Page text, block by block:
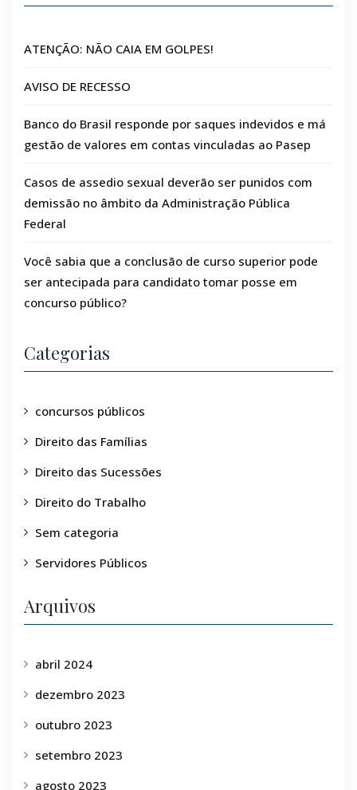
ATENÇÃO: NÃO CAIA EM GOLPES!
AVISO DE RECESSO
Banco do Brasil responde por saques indevidos e má
gestão de valores em contas vinculadas ao Pasep
Casos de assedio sexual deverão ser punidos com
demissão no âmbito da Administração Pública
Federal
Você sabia que a conclusão de curso superior pode
ser antecipada para candidato tomar posse em
concurso público?
Categorias
concursos públicos
Direito das Famílias
Direito das Sucessões
Direito do Trabalho
Sem categoria
Servidores Públicos
Arquivos
abril 2024
dezembro 2023
outubro 2023
setembro 2023
agosto 2023